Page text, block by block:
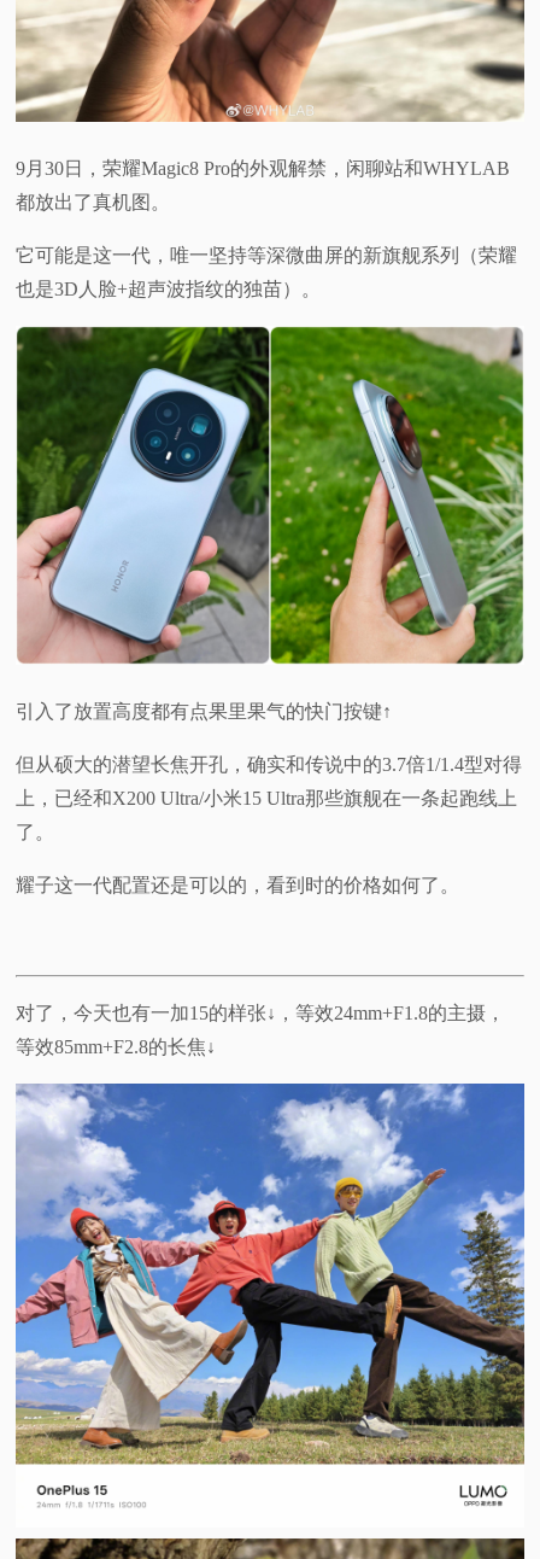
9月30日，荣耀Magic8 Pro的外观解禁，闲聊站和WHYLAB
都放出了真机图。
它可能是这一代，唯一坚持等深微曲屏的新旗舰系列（荣耀
也是3D人脸+超声波指纹的独苗）。
引入了放置高度都有点果里果气的快门按键↑
但从硕大的潜望长焦开孔，确实和传说中的3.7倍1/1.4型对得
上，已经和X200 Ultra/小米15 Ultra那些旗舰在一条起跑线上
了。
耀子这一代配置还是可以的，看到时的价格如何了。
对了，今天也有一加15的样张↓，等效24mm+F1.8的主摄，
等效85mm+F2.8的长焦↓